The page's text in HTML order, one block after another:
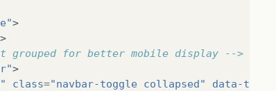
>
>
grouped for better mobile display -->
>
class="navbar-toggle collapsed" data-toggle